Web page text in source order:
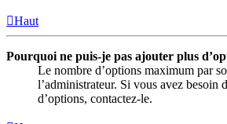
Haut
Pourquoi ne puis-je pas ajouter plus
Le nombre d’options maximum par
l’administrateur. Si vous avez besoin
d’options, contactez-le.